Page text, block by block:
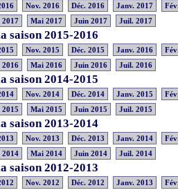
Nov. 2016 Déc. 2016 Janv. 2017
Mai 2017 Juin 2017 Juil. 2017
saison 2015-2016
Nov. 2015 Déc. 2015 Janv. 2016
Mai 2016 Juin 2016 Juil. 2016
saison 2014-2015
Nov. 2014 Déc. 2014 Janv. 2015
Mai 2015 Juin 2015 Juil. 2015
saison 2013-2014
Nov. 2013 Déc. 2013 Janv. 2014
Mai 2014 Juin 2014 Juil. 2014
saison 2012-2013
Nov. 2012 Déc. 2012 Janv. 2013